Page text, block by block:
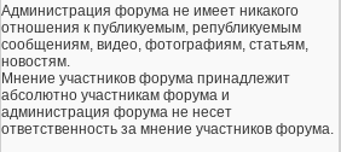
Администрация форума не имеет никакого
отношения к публикуемым, републикуемым
сообщениям, видео, фотографиям, статьям,
новостям.
Мнение участников форума принадлежит
абсолютно участникам форума и
администрация форума не несет
ответственность за мнение участников форума.